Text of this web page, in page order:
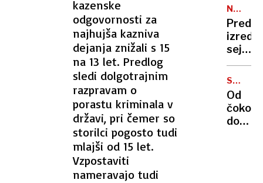
kazenske
odgovornosti za
najhujša kazniva
dejanja znižali s 15
na 13 let. Predlog
sledi dolgotrajnim
razpravam o
porastu kriminala v
državi, pri čemer so
storilci pogosto tudi
mlajši od 15 let.
Vzpostaviti
nameravajo tudi
mori:
bivšo
je
leta
in
NOVO
MESTO
Pred
sejo:
je
danes
ljudje
so
Od
do